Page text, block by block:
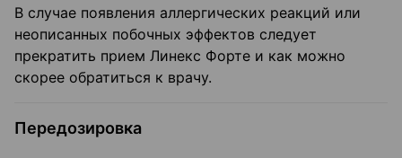
В случае появления аллергических реакций или
неописанных побочных эффектов следует
прекратить прием Линекс Форте и как можно
скорее обратиться к врачу.
Передозировка